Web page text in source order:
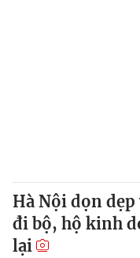
Góc doanh nghiệp
Truyền hình
Phim VTV
Giải trí
Hà Nội dọn
đi bộ, hộ kinh
lại